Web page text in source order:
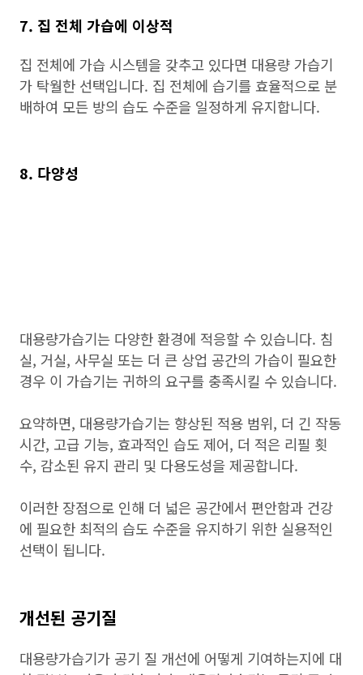
7. 집 전체 가습에 이상적
집 전체에 가습 시스템을 갖추고 있다면 대용량 가습기
가 탁월한 선택입니다. 집 전체에 습기를 효율적으로 분
배하여 모든 방의 습도 수준을 일정하게 유지합니다.
8. 다양성
대용량가습기는 다양한 환경에 적응할 수 있습니다. 침
실, 거실, 사무실 또는 더 큰 상업 공간의 가습이 필요한
경우 이 가습기는 귀하의 요구를 충족시킬 수 있습니다.
요약하면, 대용량가습기는 향상된 적용 범위, 더 긴 작동
시간, 고급 기능, 효과적인 습도 제어, 더 적은 리필 횟
수, 감소된 유지 관리 및 다용도성을 제공합니다.
이러한 장점으로 인해 더 넓은 공간에서 편안함과 건강
에 필요한 최적의 습도 수준을 유지하기 위한 실용적인
선택이 됩니다.
개선된 공기질
대용량가습기가 공기 질 개선에 어떻게 기여하는지에 대